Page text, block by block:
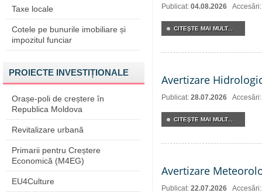
Taxe locale
Cotele pe bunurile imobiliare și
impozitul funciar
PROIECTE INVESTIȚIONALE
Orașe-poli de creștere în
Republica Moldova
Revitalizare urbană
Primarii pentru Creștere
Economică (M4EG)
EU4Culture
Publicat: 04.08.2026
CITEŞTE MAI MULT...
Avertizare
Publicat: 28.07.2026
CITEŞTE MAI MULT...
Avertizare
Publicat: 22.07.2026